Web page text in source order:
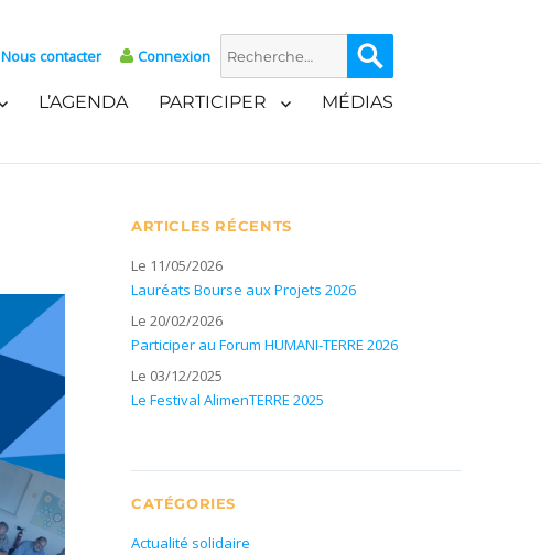
Nous contacter Connexion
Recherche
pour :
L’AGENDA PARTICIPER MÉDIAS
ARTICLES RÉCENTS
Le 11/05/2026
Lauréats Bourse aux Projets 2026
Le 20/02/2026
Participer au Forum HUMANI-TERRE 2026
Le 03/12/2025
Le Festival AlimenTERRE 2025
CATÉGORIES
Actualité solidaire